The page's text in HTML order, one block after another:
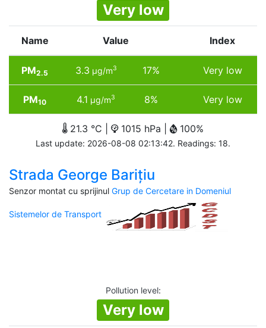
Very low
Name Value Index
PM2.5 3.3 µg/m3 17% Very low
PM10 4.1 µg/m3 8% Very low
21.3 °C | 1015 hPa | 100%
Last update: 2026-08-08 02:13:42. Readings: 18.
Strada George Barițiu
Senzor montat cu sprijinul Grup de Cercetare in Domeniul
Sistemelor de Transport
Pollution level:
Very low